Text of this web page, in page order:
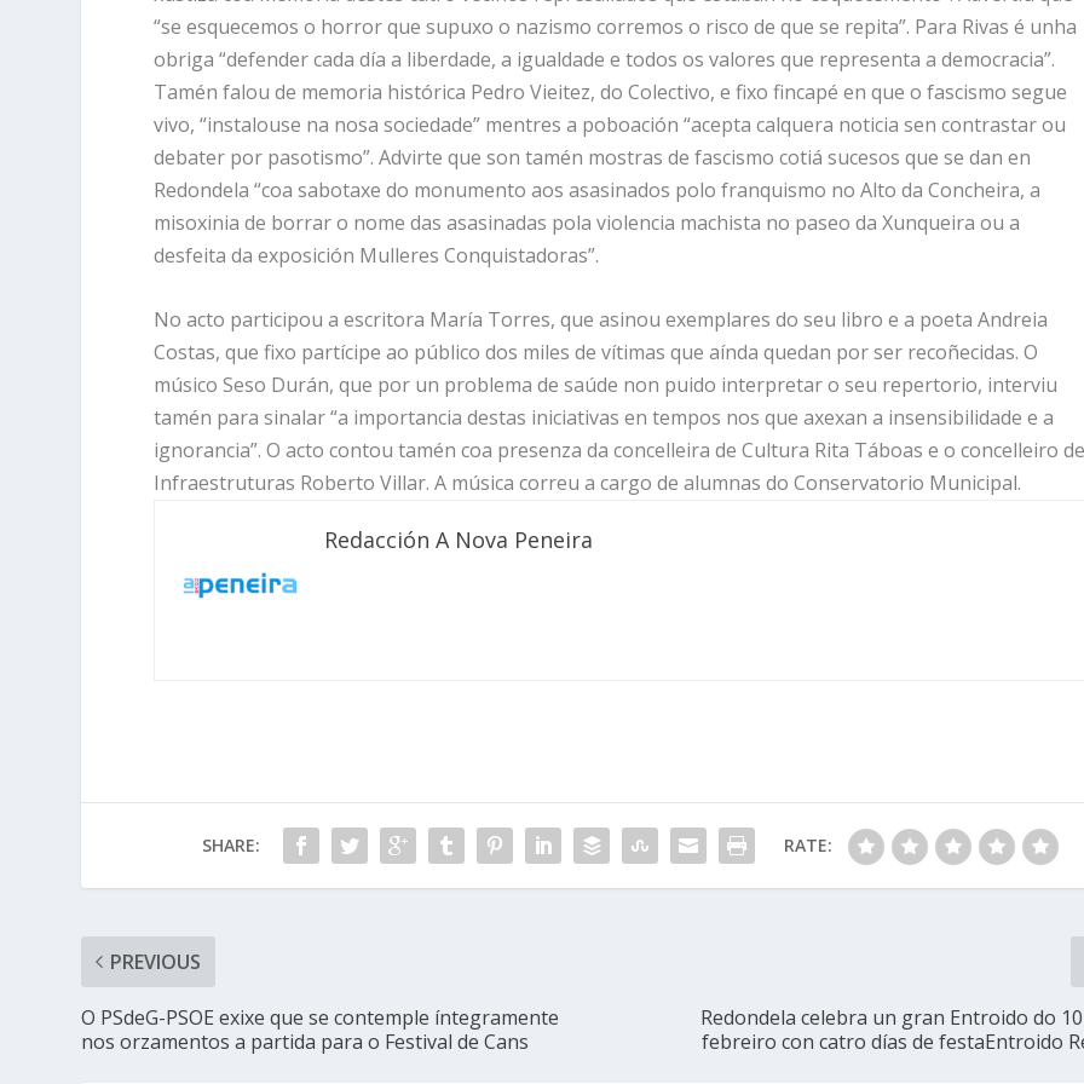
“se esquecemos o horror que supuxo o nazismo corremos o risco de que se repita”. Para Rivas é unha
obriga “defender cada día a liberdade, a igualdade e todos os valores que representa a democracia”.
Tamén falou de memoria histórica Pedro Vieitez, do Colectivo, e fixo fincapé en que o fascismo segue
vivo, “instalouse na nosa sociedade” mentres a poboación “acepta calquera noticia sen contrastar ou
debater por pasotismo”. Advirte que son tamén mostras de fascismo cotiá sucesos que se dan en
Redondela “coa sabotaxe do monumento aos asasinados polo franquismo no Alto da Concheira, a
misoxinia de borrar o nome das asasinadas pola violencia machista no paseo da Xunqueira ou a
desfeita da exposición Mulleres Conquistadoras”.
No acto participou a escritora María Torres, que asinou exemplares do seu libro e a poeta Andreia
Costas, que fixo partícipe ao público dos miles de vítimas que aínda quedan por ser recoñecidas. O
músico Seso Durán, que por un problema de saúde non puido interpretar o seu repertorio, interviu
tamén para sinalar “a importancia destas iniciativas en tempos nos que axexan a insensibilidade e a
ignorancia”. O acto contou tamén coa presenza da concelleira de Cultura Rita Táboas e o concelleiro
Infraestruturas Roberto Villar. A música correu a cargo de alumnas do Conservatorio Municipal.
Redacción A Nova Peneira
SHARE: RATE:
PREVIOUS
O PSdeG-PSOE exixe que se contemple íntegramente
nos orzamentos a partida para o Festival de Cans
Redondela celebra un gran Entroido do
febreiro con catro días de festaEntroido